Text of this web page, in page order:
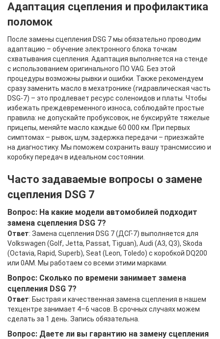
Адаптация сцепления и профилактика
поломок
После замены сцепления DSG 7 мы обязательно проводим
адаптацию – обучение электронного блока точкам
схватывания сцепления. Адаптация выполняется на стенде
с использованием оригинального ПО VAG. Без этой
процедуры возможны рывки и ошибки. Также рекомендуем
сразу заменить масло в мехатронике (гидравлическая часть
DSG-7) – это продлевает ресурс соленоидов и платы. Чтобы
избежать преждевременного износа, соблюдайте простые
правила: не допускайте пробуксовок, не буксируйте тяжелые
прицепы, меняйте масло каждые 60 000 км. При первых
симптомах – рывок, шум, задержка передачи – приезжайте
на диагностику. Мы поможем сохранить вашу трансмиссию и
коробку передач в идеальном состоянии.
Часто задаваемые вопросы о замене
сцепления DSG 7
Вопрос: На какие модели автомобилей подходит
замена сцепления DSG 7?
Ответ: Замена сцепления DSG 7 (ДСГ-7) выполняется для
Volkswagen (Golf, Jetta, Passat, Tiguan), Audi (A3, Q3), Skoda
(Octavia, Rapid, Superb), Seat (Leon, Toledo) с коробкой DQ200
или 0AM. Мы работаем со всеми этими марками.
Вопрос: Сколько по времени занимает замена
сцепления DSG 7?
Ответ: Быстрая и качественная замена сцепления в нашем
техцентре занимает 4–6 часов. В срочных случаях можем
сделать за 1 день. Запись обязательна.
Вопрос: Даете ли вы гарантию на замену сцепления